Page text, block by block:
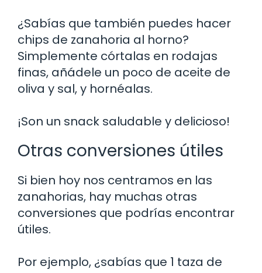
¿Sabías que también puedes hacer
chips de zanahoria al horno?
Simplemente córtalas en rodajas
finas, añádele un poco de aceite de
oliva y sal, y hornéalas.
¡Son un snack saludable y delicioso!
Otras conversiones útiles
Si bien hoy nos centramos en las
zanahorias, hay muchas otras
conversiones que podrías encontrar
útiles.
Por ejemplo, ¿sabías que 1 taza de